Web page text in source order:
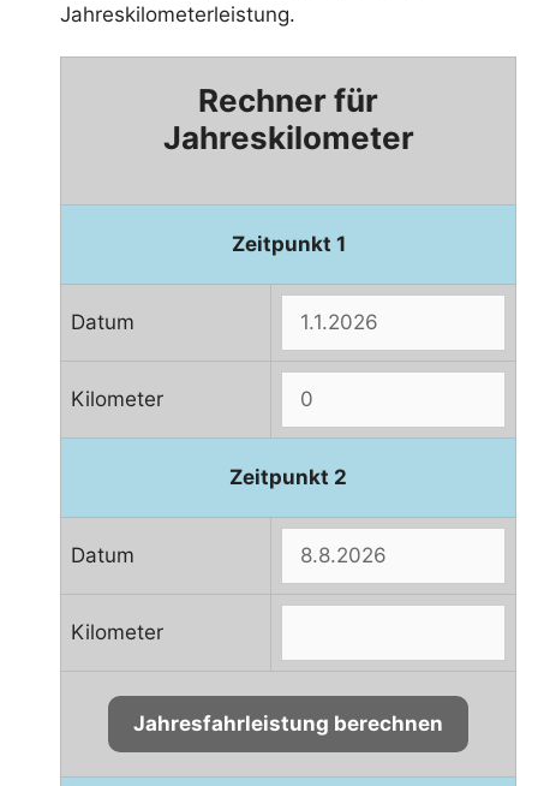
Jahreskilometerleistung.
Rechner für
Jahreskilometer
Zeitpunkt 1
Datum
Kilometer
Zeitpunkt 2
Datum
Kilometer